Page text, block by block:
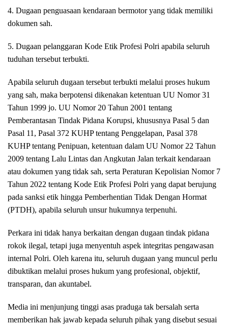
4. Dugaan penguasaan kendaraan bermotor yang tidak memiliki
dokumen sah.
5. Dugaan pelanggaran Kode Etik Profesi Polri apabila seluruh
tuduhan tersebut terbukti.
Apabila seluruh dugaan tersebut terbukti melalui proses hukum
yang sah, maka berpotensi dikenakan ketentuan UU Nomor 31
Tahun 1999 jo. UU Nomor 20 Tahun 2001 tentang
Pemberantasan Tindak Pidana Korupsi, khususnya Pasal 5 dan
Pasal 11, Pasal 372 KUHP tentang Penggelapan, Pasal 378
KUHP tentang Penipuan, ketentuan dalam UU Nomor 22 Tahun
2009 tentang Lalu Lintas dan Angkutan Jalan terkait kendaraan
atau dokumen yang tidak sah, serta Peraturan Kepolisian Nomor 7
Tahun 2022 tentang Kode Etik Profesi Polri yang dapat berujung
pada sanksi etik hingga Pemberhentian Tidak Dengan Hormat
(PTDH), apabila seluruh unsur hukumnya terpenuhi.
Perkara ini tidak hanya berkaitan dengan dugaan tindak pidana
rokok ilegal, tetapi juga menyentuh aspek integritas pengawasan
internal Polri. Oleh karena itu, seluruh dugaan yang muncul perlu
dibuktikan melalui proses hukum yang profesional, objektif,
transparan, dan akuntabel.
Media ini menjunjung tinggi asas praduga tak bersalah serta
memberikan hak jawab kepada seluruh pihak yang disebut sesuai